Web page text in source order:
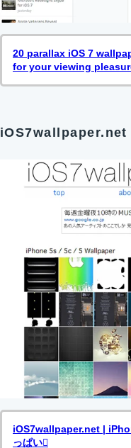
20 parallax iOS 7
for your viewing
iOS7wallpaper.net
iOS7wallpaper.net |
っぱい